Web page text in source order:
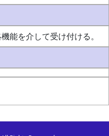
能を介して受け付ける。